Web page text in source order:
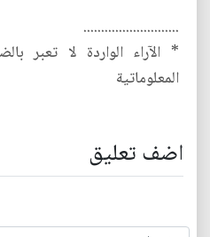
...........................
* الآراء الواردة لا تعبر
المعلوماتية
اضف تعليق